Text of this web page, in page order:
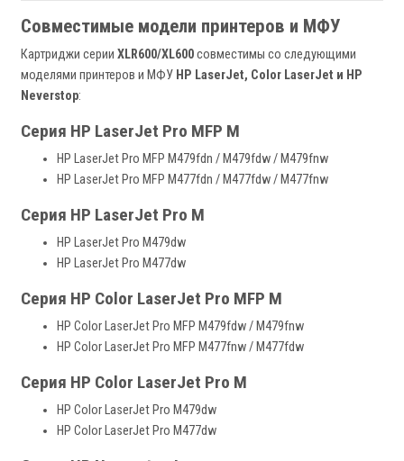
Совместимые модели принтеров и МФУ
Картриджи серии XLR600/XL600совместимы со следующими
моделями принтеров и МФУ HP LaserJet, Color LaserJet и HP
Neverstop:
Серия HP LaserJet Pro MFP M
HP LaserJet Pro MFP M479fdn / M479fdw / M479fnw
HP LaserJet Pro MFP M477fdn / M477fdw / M477fnw
Серия HP LaserJet Pro M
HP LaserJet Pro M479dw
HP LaserJet Pro M477dw
Серия HP Color LaserJet Pro MFP M
HP Color LaserJet Pro MFP M479fdw / M479fnw
HP Color LaserJet Pro MFP M477fnw / M477fdw
Серия HP Color LaserJet Pro M
HP Color LaserJet Pro M479dw
HP Color LaserJet Pro M477dw